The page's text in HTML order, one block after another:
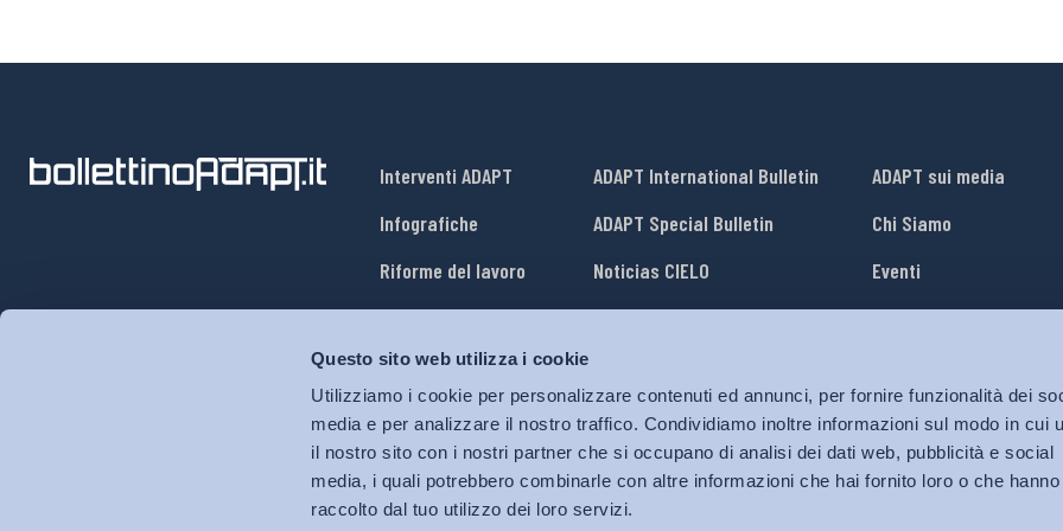
Questo sito web utilizza i cookie
Utilizziamo i cookie per personalizzare contenuti ed annunci, per fornire funzionalità dei
media e per analizzare il nostro traffico. Condividiamo inoltre informazioni sul modo in cui
il nostro sito con i nostri partner che si occupano di analisi dei dati web, pubblicità e social
media, i quali potrebbero combinarle con altre informazioni che hai fornito loro o che hanno
raccolto dal tuo utilizzo dei loro servizi.
Interventi ADAPT
Infografiche
Riforme del lavoro
Mercato del lavoro
Relazioni industriali
Salute e sicurezza
Welfare
ADAPT International Bulletin
ADAPT Special Bulletin
Noticias CIELO
ADAPT sui media
Chi Siamo
Eventi
Lavora con Noi